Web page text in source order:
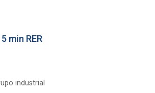
min RER
industrial